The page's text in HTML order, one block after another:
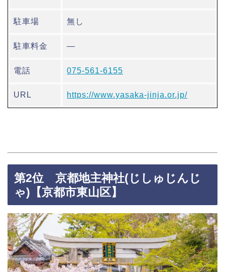
駐車場 無し
駐車料金 ―
電話 075-561-6155
URL https://www.yasaka-jinja.or.jp/
第2位 京都地主神社(じしゅじんじ
ゃ)【京都市東山区】